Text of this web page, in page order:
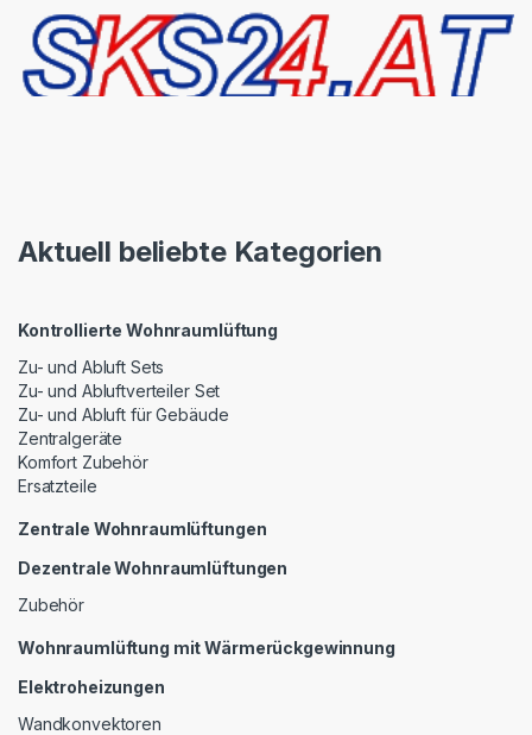
Aktuell beliebte Kategorien
Kontrollierte Wohnraumlüftung
Zu- und Abluft Sets
Zu- und Abluftverteiler Set
Zu- und Abluft für Gebäude
Zentralgeräte
Komfort Zubehör
Ersatzteile
Zentrale Wohnraumlüftungen
Dezentrale Wohnraumlüftungen
Zubehör
Wohnraumlüftung mit Wärmerückgewinnung
Elektroheizungen
Wandkonvektoren